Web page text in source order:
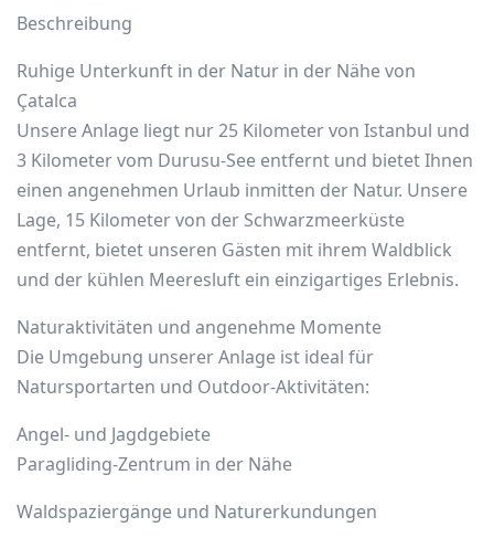
Beschreibung
Ruhige Unterkunft in der Natur in der Nähe von
Çatalca
Unsere Anlage liegt nur 25 Kilometer von Istanbul und
3 Kilometer vom Durusu-See entfernt und bietet Ihnen
einen angenehmen Urlaub inmitten der Natur. Unsere
Lage, 15 Kilometer von der Schwarzmeerküste
entfernt, bietet unseren Gästen mit ihrem Waldblick
und der kühlen Meeresluft ein einzigartiges Erlebnis.
Naturaktivitäten und angenehme Momente
Die Umgebung unserer Anlage ist ideal für
Natursportarten und Outdoor-Aktivitäten:
Angel- und Jagdgebiete
Paragliding-Zentrum in der Nähe
Waldspaziergänge und Naturerkundungen